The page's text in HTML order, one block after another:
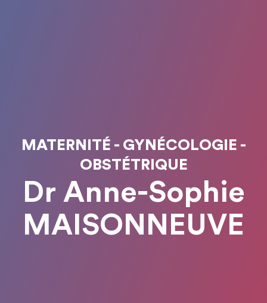
MATERNITÉ - GYNÉCOLOGIE -
OBSTÉTRIQUE
Dr Anne-Sophie
MAISONNEUVE